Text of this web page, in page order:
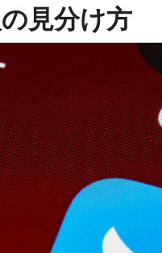
見分け方